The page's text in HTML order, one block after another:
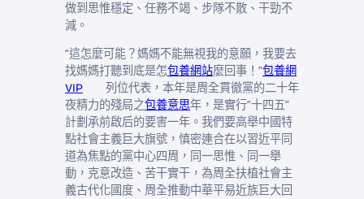
做到思惟穩定、任務不竭、步隊不散、干勁不
減。
“這怎麼可能？媽媽不能無視我的意願，我要去
找媽媽打聽到底是怎包養網站麼回事！”包養網
VIP 列位代表，本年是周全貫徹黨的二十年
夜精力的殘局之包養意思年，是實行“十四五”
計劃承前啟后的要害一年。我們要高舉中國特
點社會主義巨大旗號，慎密連合在以習近平同
道為焦點的黨中心四周，同一思惟、同一舉
動，克意改造、苦干實干，為周全扶植社會主
義古代化國度、周全推動中華平易近族巨大回